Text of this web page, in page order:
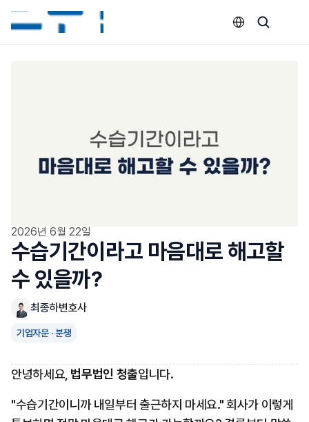
2026년 6월 22일
수습기간이라고 마음대로 해고할
수 있을까?
최종하변호사
기업자문 · 분쟁
안녕하세요, 법무법인 청출입니다.
"수습기간이니까 내일부터 출근하지 마세요." 회사가 이렇게
Select Language